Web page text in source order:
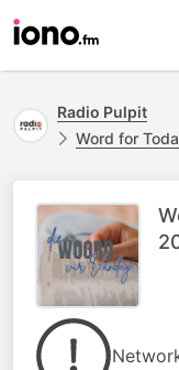
Radio Pulpit
Word for Today /